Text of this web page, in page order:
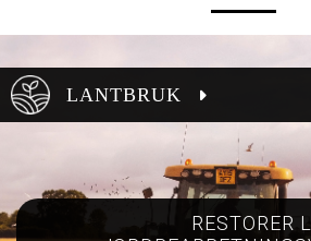
LANTBRUK
RESTORER